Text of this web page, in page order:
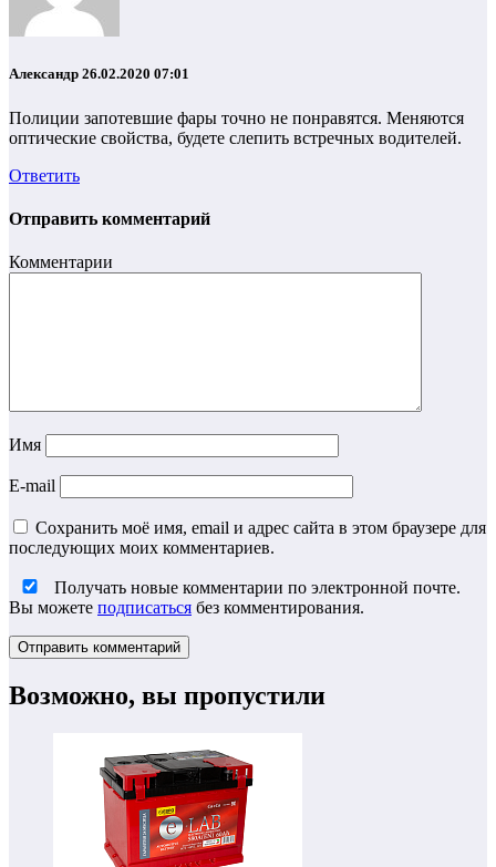
Александр 26.02.2020 07:01
Полиции запотевшие фары точно не понравятся. Меняются
оптические свойства, будете слепить встречных водителей.
Ответить
Отправить комментарий
Комментарии
Имя
E-mail
Сохранить моё имя, email и адрес сайта в этом браузере для
последующих моих комментариев.
Получать новые комментарии по электронной почте.
Вы можете подписаться без комментирования.
Возможно, вы пропустили